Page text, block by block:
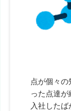
点が個々
った点達が
入社した